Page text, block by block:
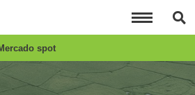
spot